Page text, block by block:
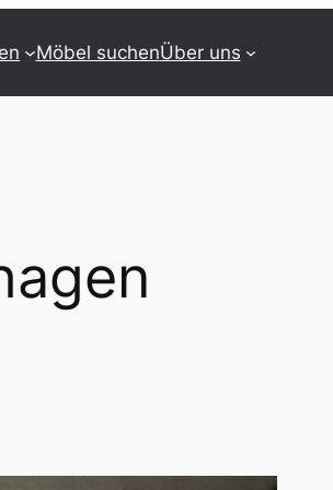
Möbel suchenÜber uns